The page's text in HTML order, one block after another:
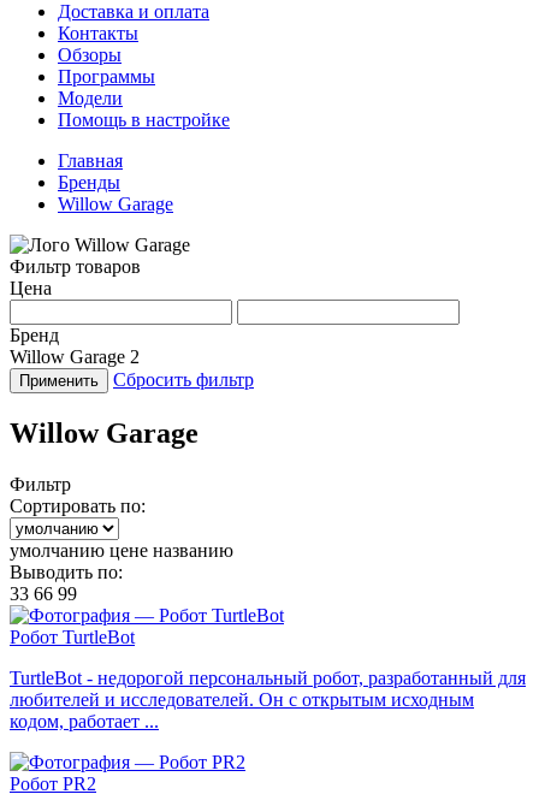
Доставка и оплата
Контакты
Обзоры
Программы
Модели
Помощь в настройке
Главная
Бренды
Willow Garage
Фильтр товаров
Цена
Бренд
Willow Garage 2
Применить Сбросить фильтр
Willow Garage
Фильтр
Сортировать по:
умолчанию цене названию
Выводить по:
33 66 99
Робот TurtleBot
TurtleBot - недорогой персональный робот, разработанный для
любителей и исследователей. Он с открытым исходным
кодом, работает ...
Робот PR2